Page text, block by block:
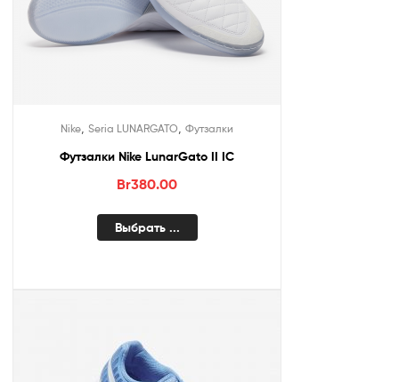
Nike Seria LUNARGATO Футзалки
Футзалки Nike LunarGato II IC
Br380.00
Выбрать ...